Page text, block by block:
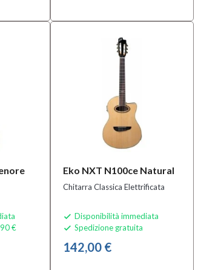
€
Eko NXT N100ce Natural
Chitarra Classica Elettrificata
 Disponibilità immediata
 Spedizione gratuita
142,00 €